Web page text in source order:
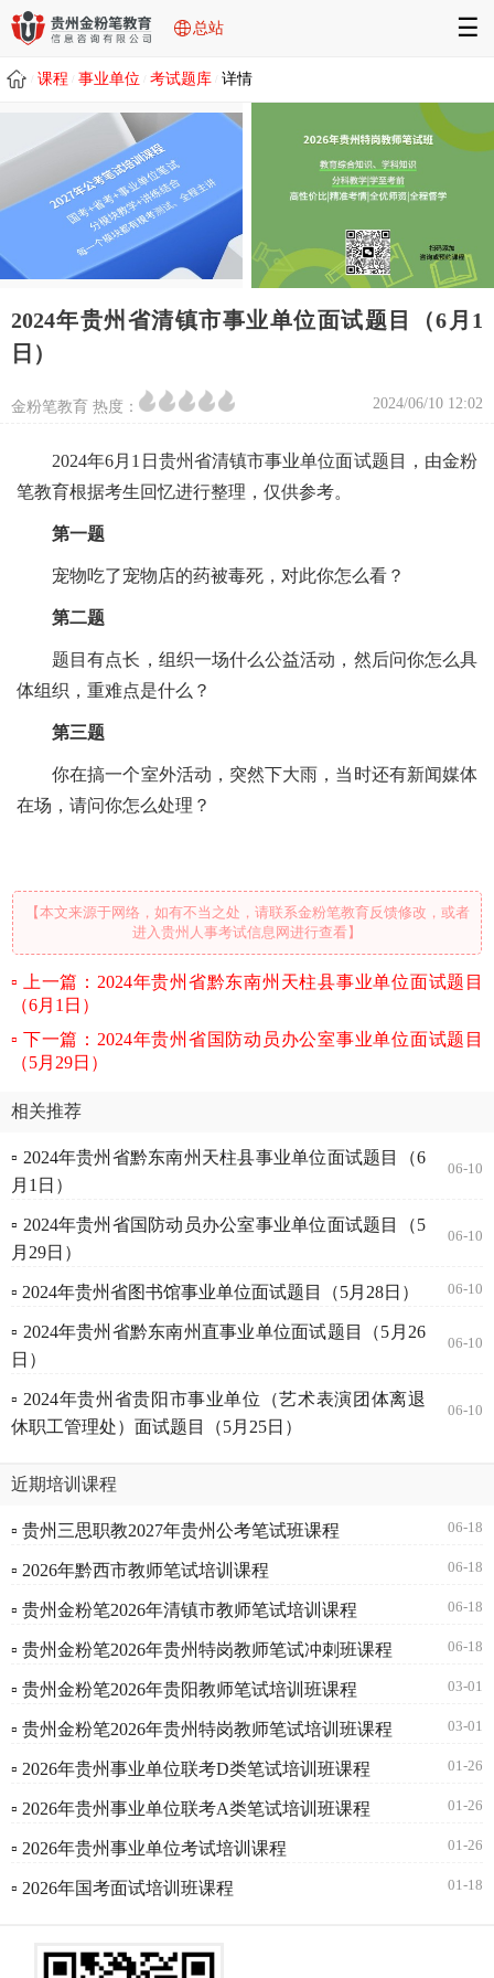
总站 ☰
课程 事业单位 考试题库 详情
2024年贵州省清镇市事业单位面试题目（6月1
日）
金粉笔教育 热度： 2024/06/10 12:02
2024年6月1日贵州省清镇市事业单位面试题目，由金粉
笔教育根据考生回忆进行整理，仅供参考。
第一题
宠物吃了宠物店的药被毒死，对此你怎么看？
第二题
题目有点长，组织一场什么公益活动，然后问你怎么具
体组织，重难点是什么？
第三题
你在搞一个室外活动，突然下大雨，当时还有新闻媒体
在场，请问你怎么处理？
【本文来源于网络，如有不当之处，请联系金粉笔教育反馈修改，或者
进入贵州人事考试信息网进行查看】
上一篇：2024年贵州省黔东南州天柱县事业单位面试题目
（6月1日）
下一篇：2024年贵州省国防动员办公室事业单位面试题目
（5月29日）
相关推荐
▫ 2024年贵州省黔东南州天柱县事业单位面试题目（6
月1日）
06-10
▫ 2024年贵州省国防动员办公室事业单位面试题目（5
月29日）
06-10
▫ 2024年贵州省图书馆事业单位面试题目（5月28日） 06-10
▫ 2024年贵州省黔东南州直事业单位面试题目（5月26
日）
06-10
▫ 2024年贵州省贵阳市事业单位（艺术表演团体离退
休职工管理处）面试题目（5月25日）
06-10
近期培训课程
▫ 贵州三思职教2027年贵州公考笔试班课程 06-18
▫ 2026年黔西市教师笔试培训课程 06-18
▫ 贵州金粉笔2026年清镇市教师笔试培训课程 06-18
▫ 贵州金粉笔2026年贵州特岗教师笔试冲刺班课程 06-18
▫ 贵州金粉笔2026年贵阳教师笔试培训班课程 03-01
▫ 贵州金粉笔2026年贵州特岗教师笔试培训班课程 03-01
▫ 2026年贵州事业单位联考D类笔试培训班课程 01-26
▫ 2026年贵州事业单位联考A类笔试培训班课程 01-26
▫ 2026年贵州事业单位考试培训课程 01-26
▫ 2026年国考面试培训班课程 01-18